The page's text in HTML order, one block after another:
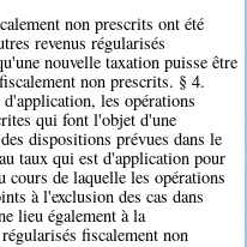
non prescrits ont été
revenus régularisés
nouvelle taxation puisse être
non prescrits. § 4.
les opérations
qui font l'objet d'une
dispositions prévues dans le
taux qui est d'application pour
cours de laquelle les opérations
à l'exclusion des cas dans
lieu également à la
fiscalement non